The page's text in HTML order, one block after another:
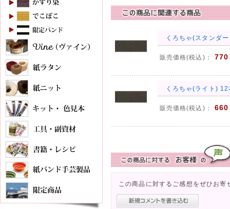
くろちゃ(スタンダ
販売価格(税込)： 770
くろちゃ(ライト)
販売価格(税込)： 660
この商品に対するご感想をぜひお寄